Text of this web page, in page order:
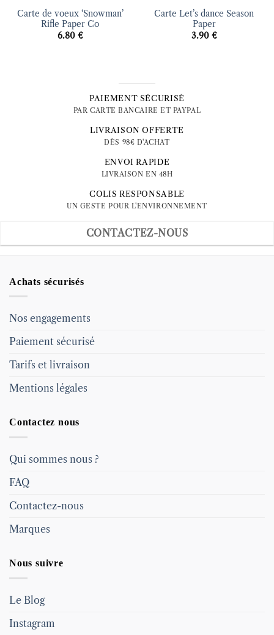
Carte de voeux ‘Snowman’
Rifle Paper Co
6.80 €
Carte Let’s dance Season
Paper
3.90 €
PAIEMENT SÉCURISÉ
PAR CARTE BANCAIRE ET PAYPAL
LIVRAISON OFFERTE
DÈS 98€ D'ACHAT
ENVOI RAPIDE
LIVRAISON EN 48H
COLIS RESPONSABLE
UN GESTE POUR L'ENVIRONNEMENT
CONTACTEZ-NOUS
Achats sécurisés
Nos engagements
Paiement sécurisé
Tarifs et livraison
Mentions légales
Contactez nous
Qui sommes nous ?
FAQ
Contactez-nous
Marques
Nous suivre
Le Blog
Instagram